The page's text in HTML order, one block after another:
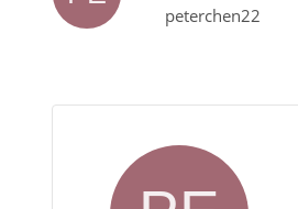
peterchen22